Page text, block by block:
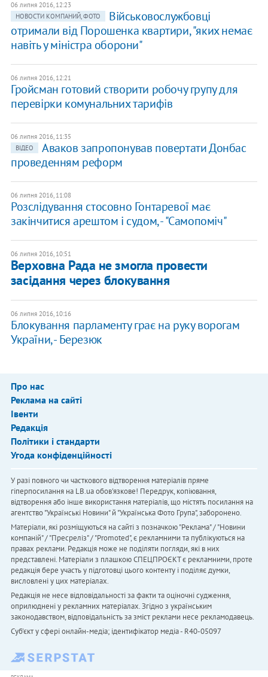
06 липня 2016, 12:23
НОВОСТИ КОМПАНИЙ, ФОТО
Військовослужбовці
отримали від Порошенка квартири, "яких немає
навіть у міністра оборони"
06 липня 2016, 12:21
Гройсман готовий створити робочу групу для
перевірки комунальних тарифів
06 липня 2016, 11:35
ВІДЕО
Аваков запропонував повертати Донбас
проведенням реформ
06 липня 2016, 11:08
Розслідування стосовно Гонтаревої має
закінчитися арештом і судом, - "Самопоміч"
06 липня 2016, 10:51
Верховна Рада не змогла провести
засідання через блокування
06 липня 2016, 10:16
Блокування парламенту грає на руку ворогам
України, - Березюк
Про нас
Реклама на сайті
Івенти
Редакція
Політики і стандарти
Угода конфіденційності
У разі повного чи часткового відтворення матеріалів пряме
гіперпосилання на LB.ua обов'язкове! Передрук, копіювання,
відтворення або інше використання матеріалів, що містять посилання на
агентство "Українськi Новини" й "Українська Фото Група", заборонено.
Матеріали, які розміщуються на сайті з позначкою "Реклама" / "Новини
компаній" / "Пресреліз" / "Promoted", є рекламними та публікуються на
правах реклами. Редакція може не поділяти погляди, які в них
представлені. Матеріали з плашкою СПЕЦПРОЄКТ є рекламними, проте
редакція бере участь у підготовці цього контенту і поділяє думки,
висловлені у цих матеріалах.
Редакція не несе відповідальності за факти та оціночні судження,
оприлюднені у рекламних матеріалах. Згідно з українським
законодавством, відповідальність за зміст реклами несе рекламодавець.
Cуб'єкт у сфері онлайн-медіа; ідентифікатор медіа - R40-05097